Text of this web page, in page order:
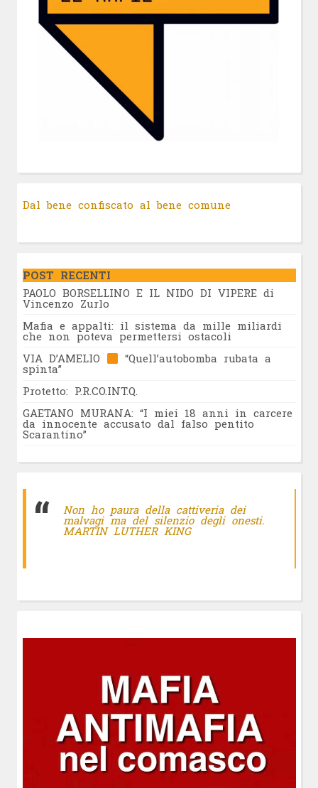
Dal bene confiscato al bene comune
POST RECENTI
PAOLO BORSELLINO E IL NIDO DI VIPERE di
Vincenzo Zurlo
Mafia e appalti: il sistema da mille miliardi
che non poteva permettersi ostacoli
VIA D’AMELIO
“Quell’autobomba rubata a
spinta”
Protetto: P.R.CO.INT.Q.
GAETANO MURANA: “I miei 18 anni in carcere
da innocente accusato dal falso pentito
Scarantino”
Non ho paura della cattiveria dei
malvagi ma del silenzio degli onesti.
MARTIN LUTHER KING